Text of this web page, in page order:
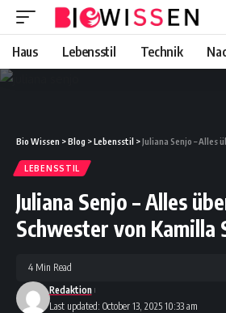
Haus Lebensstil Technik
Bio Wissen >Blog >Lebensstil >Juliana Senjo – Alles
LEBENSSTIL
Juliana Senjo – Alles
Schwester von Kamilla
Last updated: October 13, 2025 10:33 am
Redaktion
4 Min Read